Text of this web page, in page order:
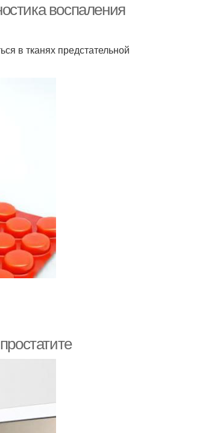
воспаления
в тканях предстательной